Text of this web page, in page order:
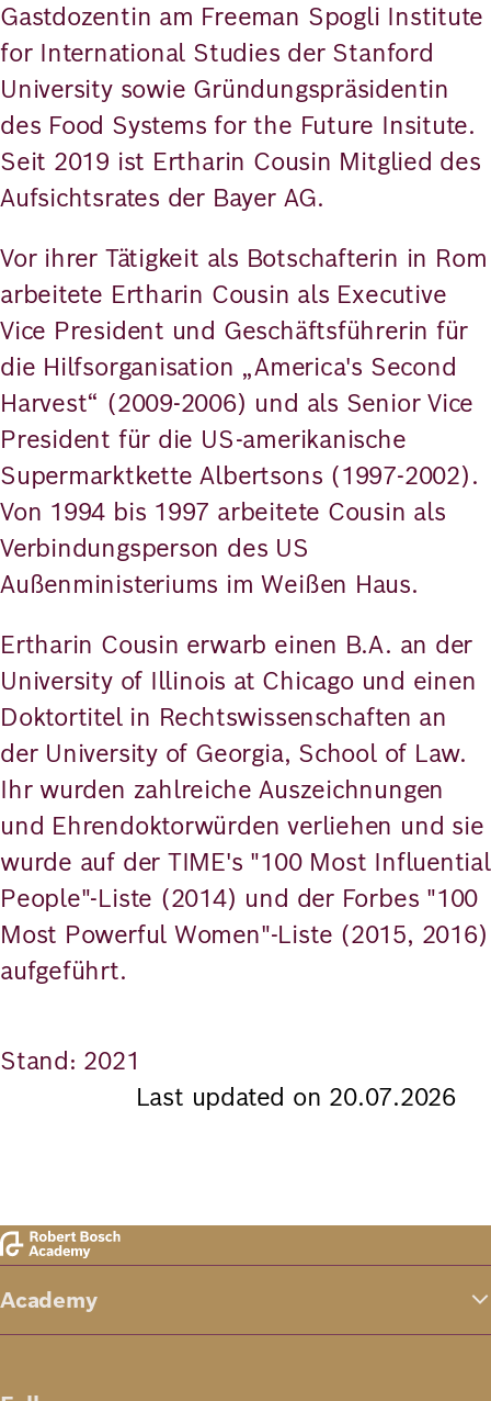
Gastdozentin am Freeman Spogli Institute
for International Studies der Stanford
University sowie Gründungspräsidentin
des Food Systems for the Future Insitute.
Seit 2019 ist Ertharin Cousin Mitglied des
Aufsichtsrates der Bayer AG.
Vor ihrer Tätigkeit als Botschafterin in Rom
arbeitete Ertharin Cousin als Executive
Vice President und Geschäftsführerin für
die Hilfsorganisation „America's Second
Harvest“ (2009-2006) und als Senior Vice
President für die US-amerikanische
Supermarktkette Albertsons (1997-2002).
Von 1994 bis 1997 arbeitete Cousin als
Verbindungsperson des US
Außenministeriums im Weißen Haus.
Ertharin Cousin erwarb einen B.A. an der
University of Illinois at Chicago und einen
Doktortitel in Rechtswissenschaften an
der University of Georgia, School of Law.
Ihr wurden zahlreiche Auszeichnungen
und Ehrendoktorwürden verliehen und sie
wurde auf der TIME's "100 Most Influential
People"-Liste (2014) und der Forbes "100
Most Powerful Women"-Liste (2015, 2016)
aufgeführt.
Stand: 2021
Last updated on 20.07.2026
Academy